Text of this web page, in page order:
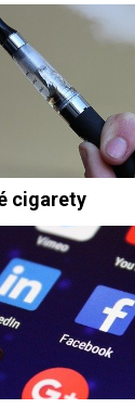
cigarety